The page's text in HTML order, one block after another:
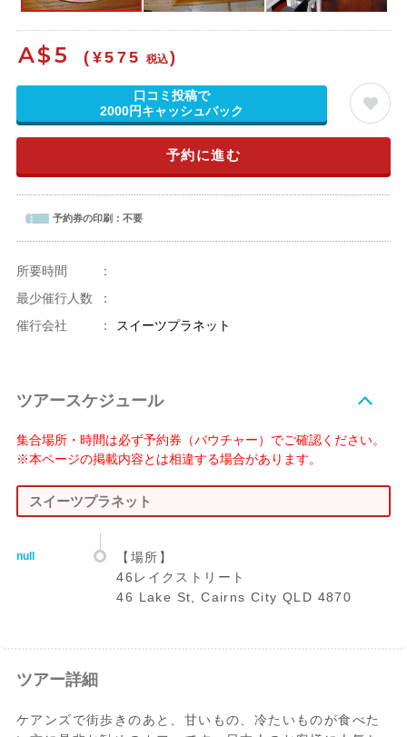
A$5 (¥575 税込)
口コミ投稿で
2000円キャッシュバック
予約に進む
予約券の印刷： 不要
所要時間
：
最少催行人数
：
催行会社
： スイーツプラネット
ツアースケジュール
集合場所・時間は必ず予約券（バウチャー）でご確認ください。
※本ページの掲載内容とは相違する場合があります。
スイーツプラネット
null
【場所】
46レイクストリート
46 Lake St, Cairns City QLD 4870
ツアー詳細
ケアンズで街歩きのあと、甘いもの、冷たいものが食べた